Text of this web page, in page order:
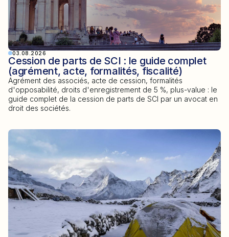
03.08.2026
Cession de parts de SCI : le guide complet
(agrément, acte, formalités, fiscalité)
Agrément des associés, acte de cession, formalités
d'opposabilité, droits d'enregistrement de 5 %, plus-value : le
guide complet de la cession de parts de SCI par un avocat en
droit des sociétés.